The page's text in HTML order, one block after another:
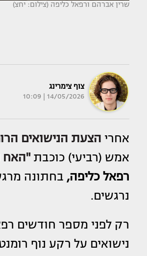
שרין אברהם ורפאל כליפה (צילום: יחצ)
צוף צימרינג
14/05/2026 | 10:09
אחרי הצעת הנישואים
אמש (רביעי) כוכבת"האח
רפאל כליפה, בחתונה
נרגשים.
רק לפני מספר חודשים
נישואים על רקע נוף